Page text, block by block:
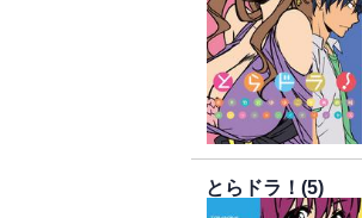
とらドラ！(5)